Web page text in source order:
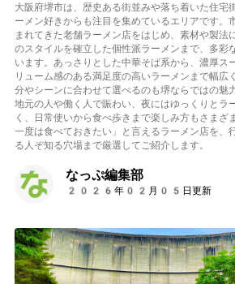
大阪府堺市は、歴史ある街並みや落ち着いた住宅
ーメン好きからも注目を集めているエリアです。
まれてきた老舗ラーメン店をはじめ、素材や製法
のスタイルを確立した個性派ラーメンまで、多彩
います。あっさりとした中華そば系から、濃厚ス
リューム感のある満足度の高いラーメンまで幅広
分やシーンに合わせて選べるのも堺ならではの魅
地元の人や働く人で賑わい、夜にはゆっくりとラ
く、日常使いから食べ歩きまで楽しみ方もさまざ
一度は食べておきたい」と言えるラーメン店を、
る人ぞ知る穴場まで厳選してご紹介します。
なっぷ編集部
2026年02月05日更新